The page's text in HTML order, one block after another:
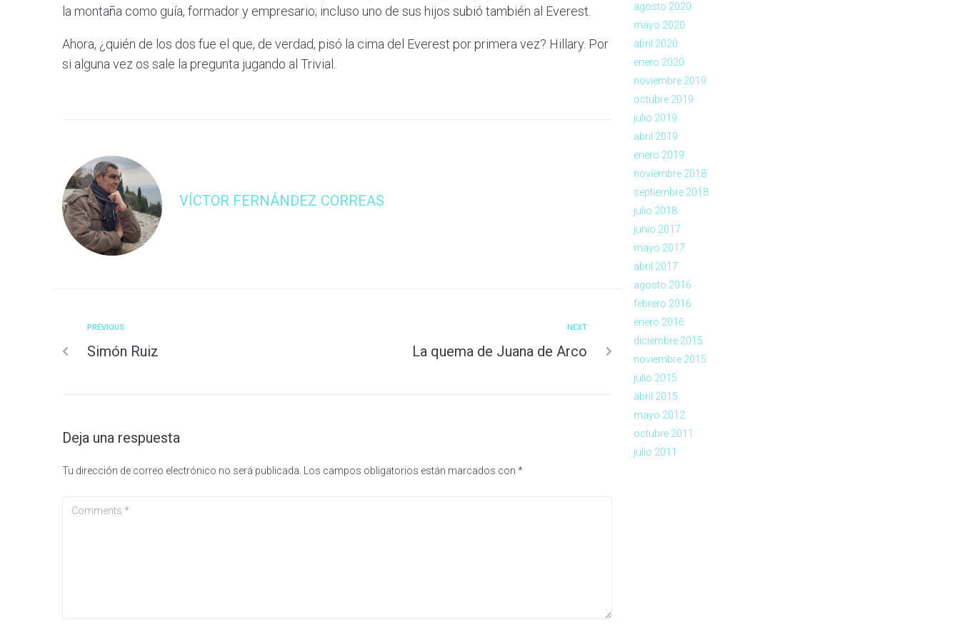
la montaña como guía, formador y empresario; incluso uno de sus hijos subió también al Everest.
Ahora, ¿quién de los dos fue el que, de verdad, pisó la cima del Everest por primera vez? Hillary. Por
si alguna vez os sale la pregunta jugando al Trivial.
VÍCTOR FERNÁNDEZ CORREAS
PREVIOUS
Simón Ruiz
NEXT
La quema de Juana de Arco
Deja una respuesta
Tu dirección de correo electrónico no será publicada. Los campos obligatorios están marcados con *
agosto 2020
mayo 2020
abril 2020
enero 2020
noviembre 2019
octubre 2019
julio 2019
abril 2019
enero 2019
noviembre 2018
septiembre 2018
julio 2018
junio 2017
mayo 2017
abril 2017
agosto 2016
febrero 2016
enero 2016
diciembre 2015
noviembre 2015
julio 2015
abril 2015
mayo 2012
octubre 2011
julio 2011